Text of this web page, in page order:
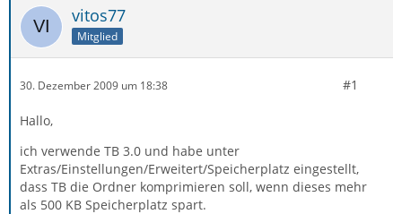
vitos77
Mitglied
30. Dezember 2009 um 18:38 #1
Hallo,
ich verwende TB 3.0 und habe unter
Extras/Einstellungen/Erweitert/Speicherplatz eingestellt,
dass TB die Ordner komprimieren soll, wenn dieses mehr
als 500 KB Speicherplatz spart.